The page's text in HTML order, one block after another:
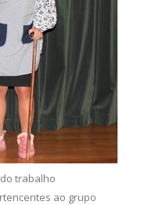
trabalho
ao grupo